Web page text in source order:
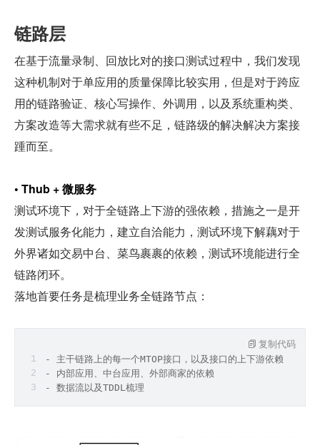
链路层
在基于流量录制、回放比对的接口测试过程中，我们发现
这种机制对于单应用的质量保障比较实用，但是对于跨应
用的链路验证、核心写操作、外调用，以及系统重构类、
方案改造等大需求就有些不足，链路级的解决解决方案接
踵而至。
• Thub + 微服务
测试环境下，对于全链路上下游的强依赖，措施之一是开
发测试服务化能力，建立自洽能力，测试环境下解藕对于
外界诸如交易中台、菜鸟裹裹的依赖，测试环境能进行全
链路闭环。
落地首要任务是梳理业务全链路节点：
- 主干链路上的每一个MTOP接口，以及接口的上下游依赖
- 内部应用、中台应用、外部商家的依赖
- 数据流以及TDDL梳理
复制代码